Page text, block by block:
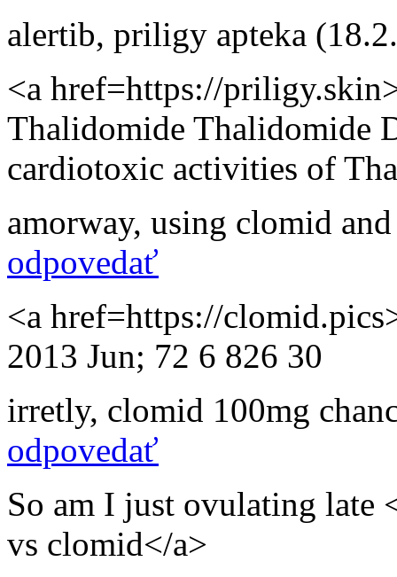
alertib, priligy apteka
<a href=https://
Thalidomide Thalidomide
cardiotoxic activities of
amorway, using clomid
odpovedať
<a href=https://
2013 Jun; 72 6 826 30
irretly, clomid 100mg
odpovedať
So am I just ovulating late
vs clomid</a>